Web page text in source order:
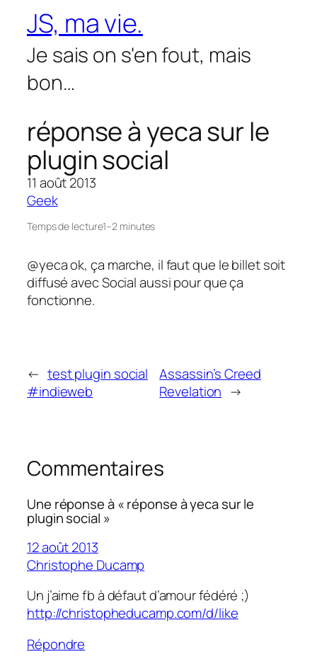
contenu
JS, ma vie.
Je sais on s'en fout, mais
bon…
réponse à yeca sur le
plugin social
11 août 2013
Geek
Temps de lecture1–2 minutes
@yeca ok, ça marche, il faut que le billet soit
diffusé avec Social aussi pour que ça
fonctionne.
← test plugin social
#indieweb
Assassin’s Creed
Revelation →
Commentaires
Une réponse à « réponse à yeca sur le
plugin social »
12 août 2013
Christophe Ducamp
Un j’aime fb à défaut d’amour fédéré ;)
http://christopheducamp.com/d/like
Répondre